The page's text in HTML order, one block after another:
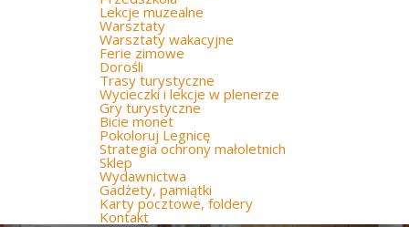
Lekcje muzealne
Warsztaty
Warsztaty wakacyjne
Ferie zimowe
Dorośli
Trasy turystyczne
Wycieczki i lekcje w plenerze
Gry turystyczne
Bicie monet
Pokoloruj Legnicę
Strategia ochrony małoletnich
Sklep
Wydawnictwa
Gadżety, pamiątki
Karty pocztowe, foldery
Kontakt